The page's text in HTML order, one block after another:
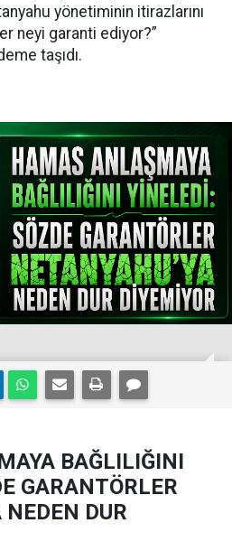
yönetiminin itirazlarını
neyi garanti ediyor?”
taşıdı.
BAĞLILIĞINI
GARANTÖRLER
NEDEN DUR